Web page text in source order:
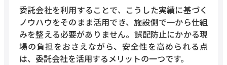
委託会社を利用することで、こうした実績に基づく
ノウハウをそのまま活用でき、施設側で一から仕組
みを整える必要がありません。誤配防止にかかる現
場の負担をおさえながら、安全性を高められる点
は、委託会社を活用するメリットの一つです。